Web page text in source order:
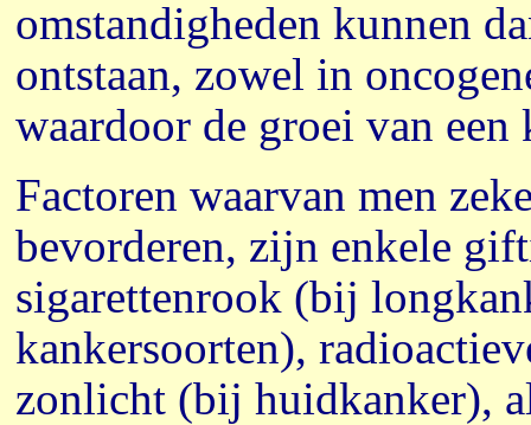
omstandigheden kunnen
ontstaan, zowel in
waardoor de groei van
Factoren waarvan men
bevorderen, zijn enkele
sigarettenrook (bij
kankersoorten),
zonlicht (bij huidkanker),